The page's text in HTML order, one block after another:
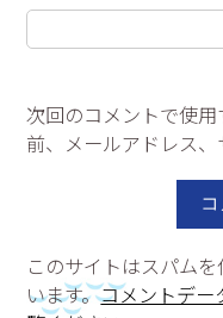
次回のコメントで使
前、メールアドレス、
このサイトはスパム
います。コメントデー